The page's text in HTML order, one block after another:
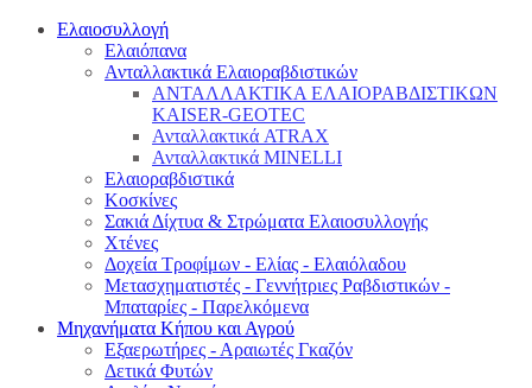
Ελαιοσυλλογή
Ελαιόπανα
Ανταλλακτικά Ελαιοραβδιστικών
ΑΝΤΑΛΛΑΚΤΙΚΑ ΕΛΑΙΟΡΑΒΔΙΣΤΙΚΩΝ
KAISER-GEOTEC
Ανταλλακτικά ATRAX
Ανταλλακτικά MINELLI
Ελαιοραβδιστικά
Κοσκίνες
Σακιά Δίχτυα & Στρώματα Ελαιοσυλλογής
Χτένες
Δοχεία Τροφίμων - Ελίας - Ελαιόλαδου
Μετασχηματιστές - Γεννήτριες Ραβδιστικών -
Μπαταρίες - Παρελκόμενα
Μηχανήματα Κήπου και Αγρού
Εξαερωτήρες - Αραιωτές Γκαζόν
Δετικά Φυτών